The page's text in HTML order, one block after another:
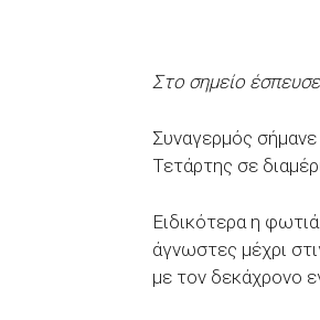
Στο σημείο
Συναγερμός
Τετάρτης σε
Ειδικότερα η
άγνωστες μέχρι
με τον δεκάχρονο